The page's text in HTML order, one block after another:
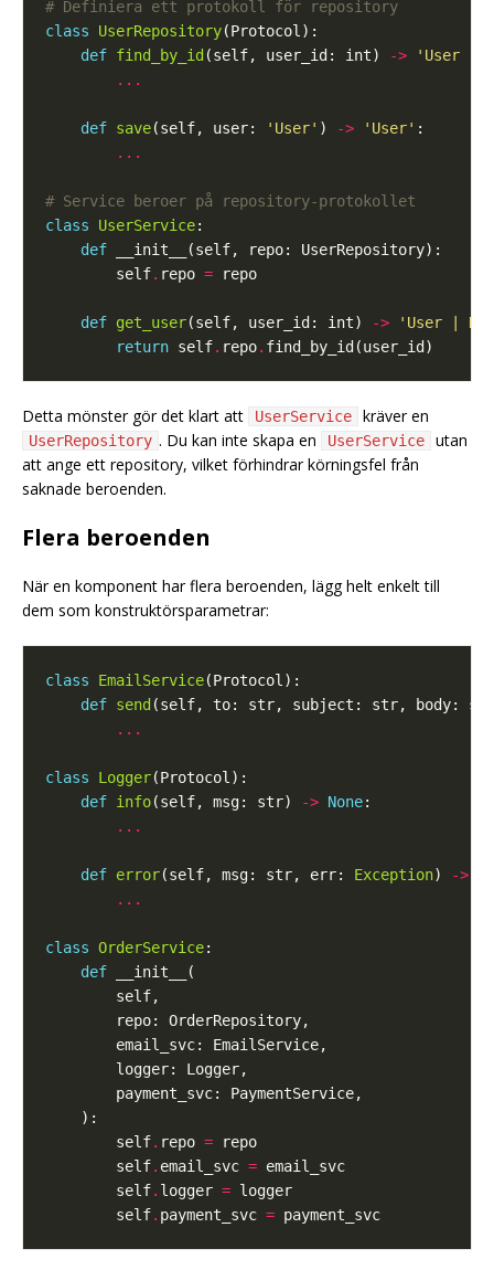
# Definiera ett protokoll för repository
class
UserRepository
def find_by_id (self, user_id: int) ->
'User |
...
def save(self, user: 'User' ) -> 'User'
...
# Service beroer på repository-protokollet
class
UserService
def
        self
. repo =
def get_user(self, user_id: int) ->
'User |
return self. repo.
Detta mönster gör det klart att UserService kräver en
UserRepository . Du kan inte skapa en UserService
utan
att ange ett repository, vilket förhindrar körningsfel från
saknade beroenden.
Flera beroenden
När en komponent har flera beroenden, lägg helt enkelt till
dem som konstruktörsparametrar:
class EmailService
def send (self, to: str, subject: str, body:
...
class Logger
def info(self, msg: str) -> None
...
def error(self, msg: str, err: Exception) ->
...
class OrderService
def
        self
. repo =
        self
. email_svc =
        self
. logger =
        self
. payment_svc =